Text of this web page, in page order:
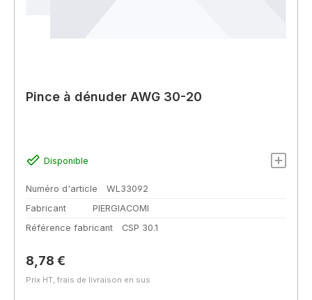
Pince à dénuder AWG 30-20
Disponible
Numéro d'article
WL33092
Fabricant
PIERGIACOMI
Référence fabricant
CSP 30.1
Prix régulier :
8,78 €
Prix HT, frais de livraison en sus